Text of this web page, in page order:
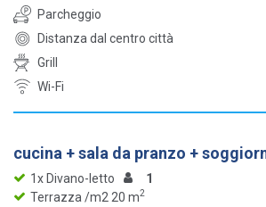
Parcheggio
Distanza dal centro città
Grill
Wi-Fi
cucina + sala da pranzo +
1x Divano-letto
1
Terrazza /m2 20 m2